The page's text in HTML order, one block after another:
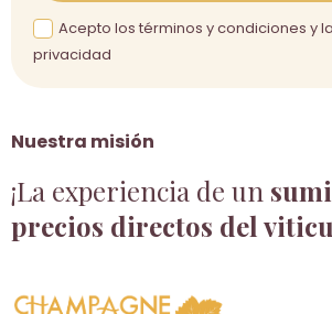
Nuestra misión
¡La experiencia de un
precios directos del
Acepto los términos y condiciones y
privacidad